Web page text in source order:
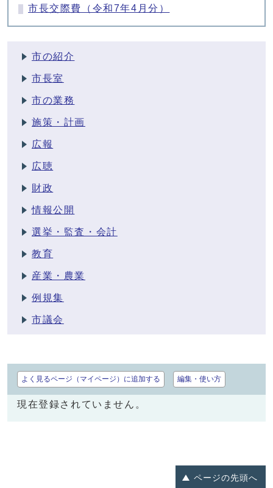
市長交際費（令和7年4月分）
市の紹介
市長室
市の業務
施策・計画
広報
広聴
財政
情報公開
選挙・監査・会計
教育
産業・農業
例規集
市議会
よく見るページ（マイページ）に追加する 編集・使い方
現在登録されていません。
ページの先頭へ